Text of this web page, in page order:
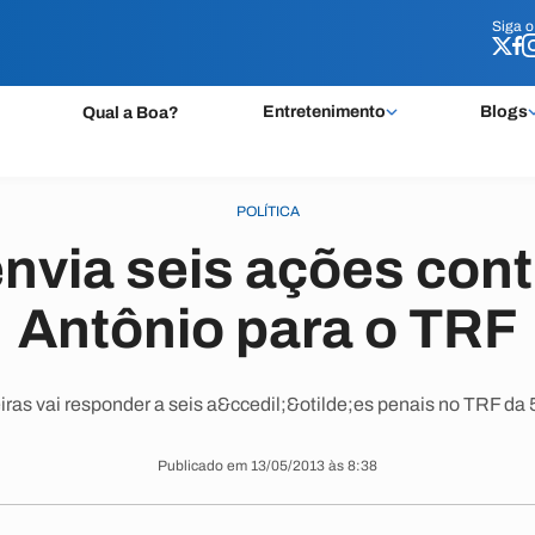
Siga o
Qual a Boa? Entretenimento Blogs
Siga o
POLÍTICA
seis ações
Antônio para o TRF
vai responder a seis a&ccedil;&otilde;es penais no TRF da
Publicado em 13/05/2013 às 8:38